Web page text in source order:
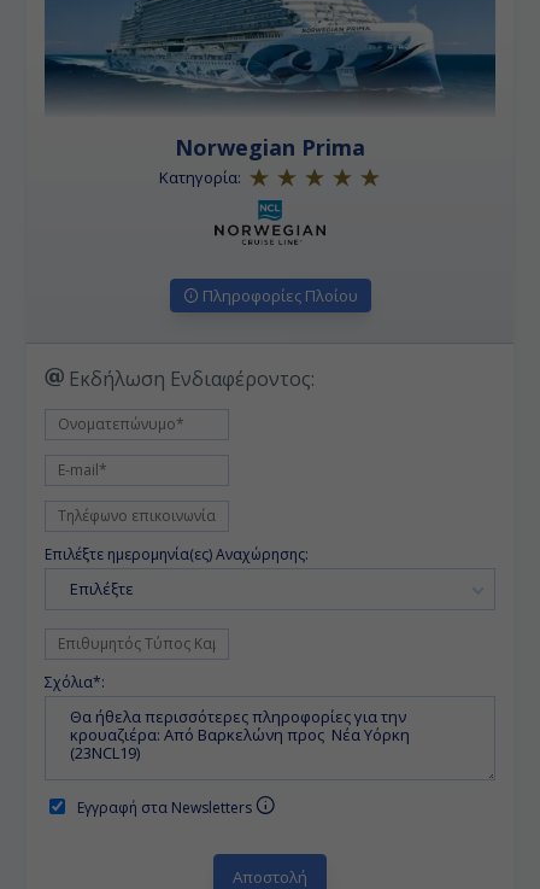
Norwegian Prima
Κατηγορία:
Πληροφορίες Πλοίου
Εκδήλωση Ενδιαφέροντος:
Επιλέξτε ημερομηνία(ες) Αναχώρησης:
Επιλέξτε
Σχόλια*:
Εγγραφή στα Newsletters